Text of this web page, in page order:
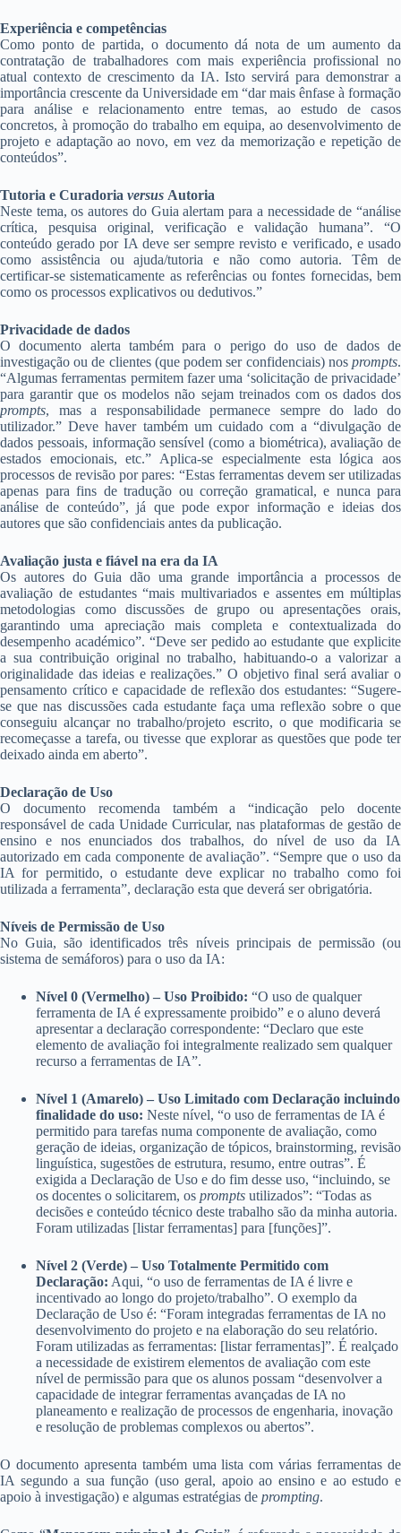
Experiência e competências
Como ponto de partida, o documento dá nota de um aumento da
contratação de trabalhadores com mais experiência profissional no
atual contexto de crescimento da IA. Isto servirá para demonstrar a
importância crescente da Universidade em “dar mais ênfase à formação
para análise e relacionamento entre temas, ao estudo de casos
concretos, à promoção do trabalho em equipa, ao desenvolvimento de
projeto e adaptação ao novo, em vez da memorização e repetição de
conteúdos”.
Tutoria e Curadoria versus Autoria
Neste tema, os autores do Guia alertam para a necessidade de “análise
crítica, pesquisa original, verificação e validação humana”. “O
conteúdo gerado por IA deve ser sempre revisto e verificado, e usado
como assistência ou ajuda/tutoria e não como autoria. Têm de
certificar-se sistematicamente as referências ou fontes fornecidas, bem
como os processos explicativos ou dedutivos.”
Privacidade de dados
O documento alerta também para o perigo do uso de dados de
investigação ou de clientes (que podem ser confidenciais) nos prompts.
“Algumas ferramentas permitem fazer uma ‘solicitação de privacidade’
para garantir que os modelos não sejam treinados com os dados dos
prompts, mas a responsabilidade permanece sempre do lado do
utilizador.” Deve haver também um cuidado com a “divulgação de
dados pessoais, informação sensível (como a biométrica), avaliação de
estados emocionais, etc.” Aplica-se especialmente esta lógica aos
processos de revisão por pares: “Estas ferramentas devem ser utilizadas
apenas para fins de tradução ou correção gramatical, e nunca para
análise de conteúdo”, já que pode expor informação e ideias dos
autores que são confidenciais antes da publicação.
Avaliação justa e fiável na era da IA
Os autores do Guia dão uma grande importância a processos de
avaliação de estudantes “mais multivariados e assentes em múltiplas
metodologias como discussões de grupo ou apresentações orais,
garantindo uma apreciação mais completa e contextualizada do
desempenho académico”. “Deve ser pedido ao estudante que explicite
a sua contribuição original no trabalho, habituando-o a valorizar a
originalidade das ideias e realizações.” O objetivo final será avaliar o
pensamento crítico e capacidade de reflexão dos estudantes: “Sugere-
se que nas discussões cada estudante faça uma reflexão sobre o que
conseguiu alcançar no trabalho/projeto escrito, o que modificaria se
recomeçasse a tarefa, ou tivesse que explorar as questões que pode ter
deixado ainda em aberto”.
Declaração de Uso
O documento recomenda também a “indicação pelo docente
responsável de cada Unidade Curricular, nas plataformas de gestão de
ensino e nos enunciados dos trabalhos, do nível de uso da IA
autorizado em cada componente de avaliação”. “Sempre que o uso da
IA for permitido, o estudante deve explicar no trabalho como foi
utilizada a ferramenta”, declaração esta que deverá ser obrigatória.
Níveis de Permissão de Uso
No Guia, são identificados três níveis principais de permissão (ou
sistema de semáforos) para o uso da IA:
Nível 0 (Vermelho) – Uso Proibido: “O uso de qualquer
ferramenta de IA é expressamente proibido” e o aluno deverá
apresentar a declaração correspondente: “Declaro que este
elemento de avaliação foi integralmente realizado sem qualquer
recurso a ferramentas de IA”.
Nível 1 (Amarelo) – Uso Limitado com Declaração incluindo
finalidade do uso: Neste nível, “o uso de ferramentas de IA é
permitido para tarefas numa componente de avaliação, como
geração de ideias, organização de tópicos, brainstorming, revisão
linguística, sugestões de estrutura, resumo, entre outras”. É
exigida a Declaração de Uso e do fim desse uso, “incluindo, se
os docentes o solicitarem, os prompts utilizados”: “Todas as
decisões e conteúdo técnico deste trabalho são da minha autoria.
Foram utilizadas [listar ferramentas] para [funções]”.
Nível 2 (Verde) – Uso Totalmente Permitido com
Declaração: Aqui, “o uso de ferramentas de IA é livre e
incentivado ao longo do projeto/trabalho”. O exemplo da
Declaração de Uso é: “Foram integradas ferramentas de IA no
desenvolvimento do projeto e na elaboração do seu relatório.
Foram utilizadas as ferramentas: [listar ferramentas]”. É realçado
a necessidade de existirem elementos de avaliação com este
nível de permissão para que os alunos possam “desenvolver a
capacidade de integrar ferramentas avançadas de IA no
planeamento e realização de processos de engenharia, inovação
e resolução de problemas complexos ou abertos”.
O documento apresenta também uma lista com várias ferramentas de
IA segundo a sua função (uso geral, apoio ao ensino e ao estudo e
apoio à investigação) e algumas estratégias de prompting.